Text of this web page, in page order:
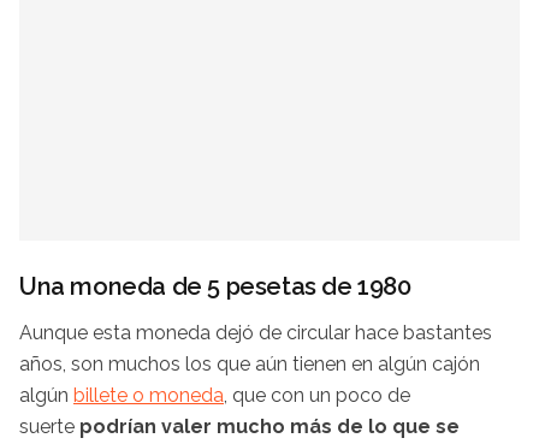
Una moneda de 5 pesetas de 1980
Aunque esta moneda dejó de circular hace bastantes
años, son muchos los que aún tienen en algún cajón
algún billete o moneda, que con un poco de
suerte podrían valer mucho más de lo que se